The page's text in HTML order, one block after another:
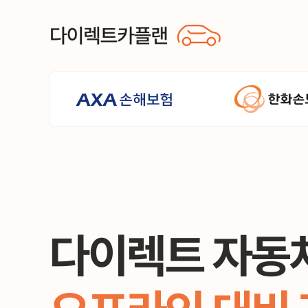
다이렉트 자동